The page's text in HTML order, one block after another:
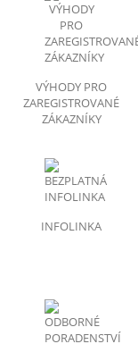
VÝHODY PRO
ZAREGISTROVANÉ
ZÁKAZNÍKY
INFOLINKA